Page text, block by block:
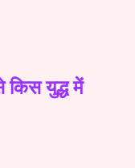
किस युद्ध में